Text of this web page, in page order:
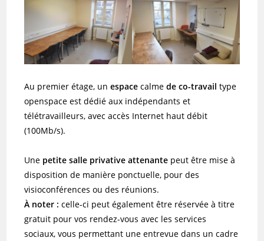
Au premier étage, unespace calmede co-travailtype
openspace est dédié aux indépendants et
télétravailleurs, avec accès Internet haut débit
(100Mb/s).
Une petite salle privative attenante peut être mise à
disposition de manière ponctuelle, pour des
visioconférences ou des réunions.
À noter : celle-ci peut également être réservée à titre
gratuit pour vos rendez-vous avec les services
sociaux, vous permettant une entrevue dans un cadre